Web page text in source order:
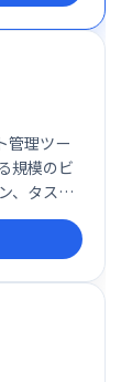
管理ツー
規模のビ
、タスク
チームワ
の割り当
プロジェ
や業種を
ます。